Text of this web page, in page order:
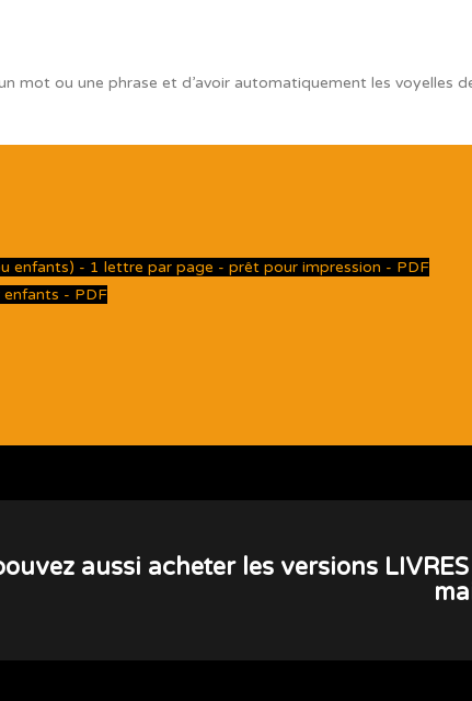
mot ou une phrase et d’avoir automatiquement les voyelles
enfants) - 1 lettre par page - prêt pour impression - PDF
enfants - PDF
aussi acheter les versions